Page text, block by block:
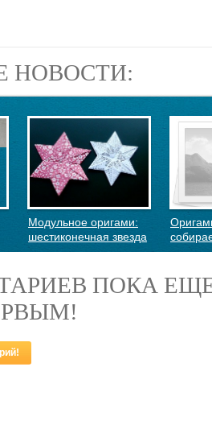
НОВОСТИ:
Модульное оригами:
шестиконечная звезда
куб по
ПОКА